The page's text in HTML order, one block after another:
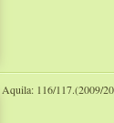
Aquila: 116/117.(2009/